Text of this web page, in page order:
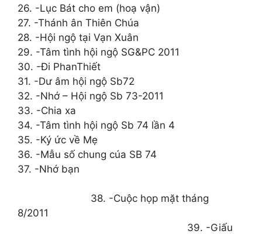
26. -Lục Bát cho em (hoạ vận)
27. -Thánh ân Thiên Chúa
28. -Hội ngộ tại Vạn Xuân
29. -Tâm tình hội ngộ SG&PC 2011
30. -Đi PhanThiết
31. -Dư âm hội ngộ Sb72
32. -Nhớ – Hội ngộ Sb 73-2011
33. -Chia xa
34. -Tâm tình hội ngộ Sb 74 lần 4
35. -Ký ức về Mẹ
36. -Mẫu số chung cúa SB 74
37. -Nhớ bạn
38. -Cuộc họp mặt tháng
8/2011
39. -Giấu